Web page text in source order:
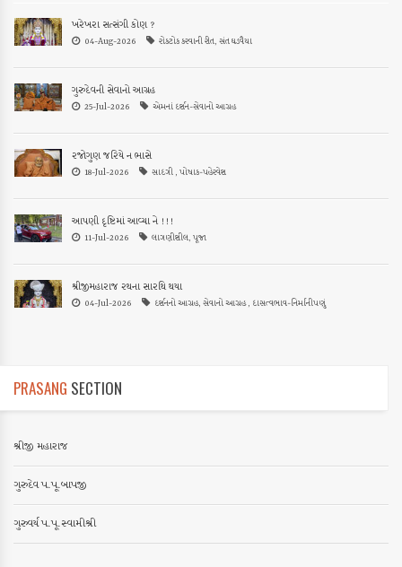
ખરેખરા સત્સંગી કોણ ?
04-Aug-2026 રોકટોક કરવાની રીત, સંત ઘડવૈયા
ગુરુદેવની સેવાનો આગ્રહ
25-Jul-2026 એમનાં દર્શન-સેવાનો આગ્રહ
રજોગુણ જરિયે ન ભાસે
18-Jul-2026 સાદગી , પોષાક-પહેરવેશ
આપણી દૃષ્ટિમાં આવ્યા ને !!!
11-Jul-2026 લાગણીશીલ, પૂજા
શ્રીજીમહારાજ રથના સારથિ થયા
04-Jul-2026 દર્શનનો આગ્રહ, સેવાનો આગ્રહ , દાસત્વભાવ-નિર્માનીપણું
PRASANG SECTION
શ્રીજી મહારાજ
ગુરુદેવ પ.પૂ.બાપજી
ગુરુવર્ય પ.પૂ.સ્વામીશ્રી